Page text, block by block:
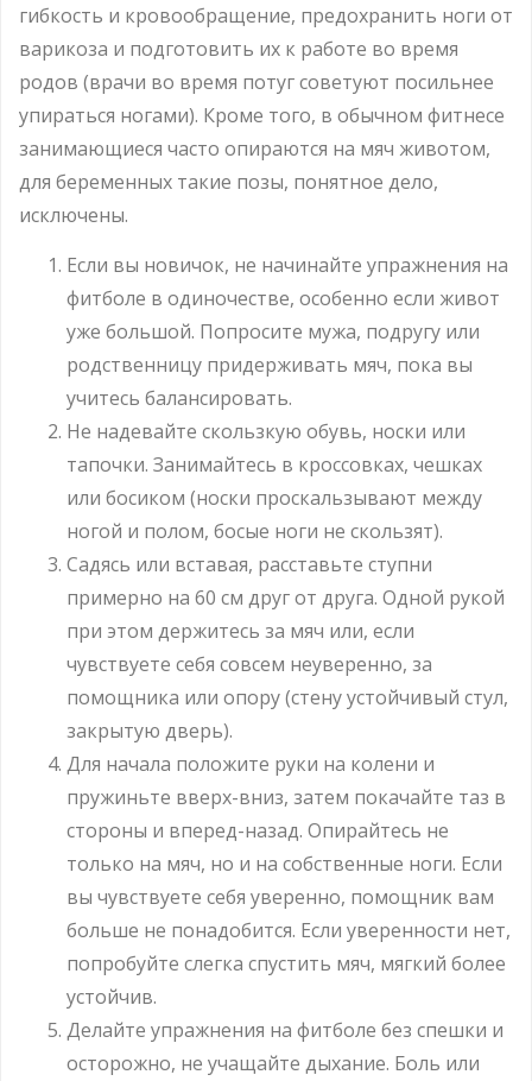
гибкость и кровообращение, предохранить ноги от
варикоза и подготовить их к работе во время
родов (врачи во время потуг советуют посильнее
упираться ногами). Кроме того, в обычном фитнесе
занимающиеся часто опираются на мяч животом,
для беременных такие позы, понятное дело,
исключены.
Если вы новичок, не начинайте упражнения на
фитболе в одиночестве, особенно если живот
уже большой. Попросите мужа, подругу или
родственницу придерживать мяч, пока вы
учитесь балансировать.
Не надевайте скользкую обувь, носки или
тапочки. Занимайтесь в кроссовках, чешках
или босиком (носки проскальзывают между
ногой и полом, босые ноги не скользят).
Садясь или вставая, расставьте ступни
примерно на 60 см друг от друга. Одной рукой
при этом держитесь за мяч или, если
чувствуете себя совсем неуверенно, за
помощника или опору (стену устойчивый стул,
закрытую дверь).
Для начала положите руки на колени и
пружиньте вверх-вниз, затем покачайте таз в
стороны и вперед-назад. Опирайтесь не
только на мяч, но и на собственные ноги. Если
вы чувствуете себя уверенно, помощник вам
больше не понадобится. Если уверенности нет,
попробуйте слегка спустить мяч, мягкий более
устойчив.
Делайте упражнения на фитболе без спешки и
осторожно, не учащайте дыхание. Боль или